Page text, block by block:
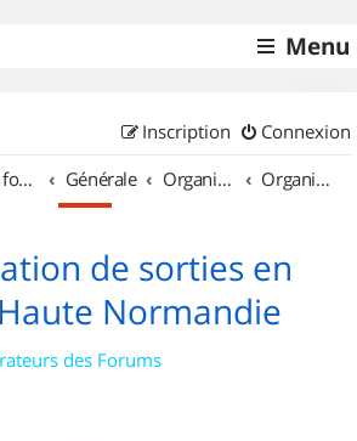
Menu
Connexion
Inscription
Accueil forum Générale Organisation de sorties & Recherche de partenaires Organisation de sorties en région Haute Normandie
de sorties en
Normandie
des Forums